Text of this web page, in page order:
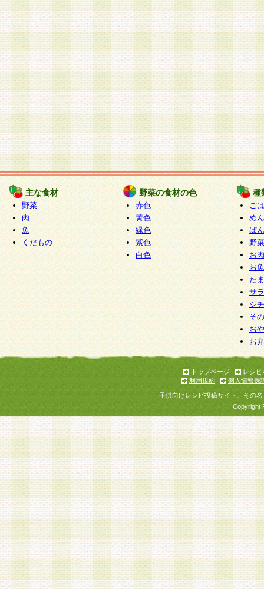
主な食材
野菜
肉
魚
くだもの
野菜の食材の色
赤色
黄色
緑色
紫色
白色
種
ご
めん
ぱん
野
お
お
た
サ
シ
そ
お
お
トップページ
レシピ
利用規約
個人情報保
子供向けレシピ投稿サイト、その
Copyright